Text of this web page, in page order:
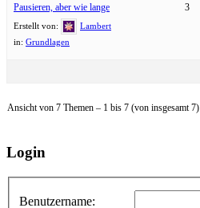
Pausieren, aber wie lange
Erstellt von:
Lambert
in: Grundlagen
3
Ansicht von 7 Themen – 1 bis 7 (von insgesamt 7)
Login
Benutzername: